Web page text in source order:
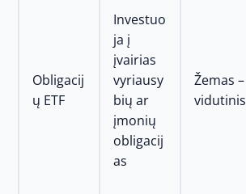
Obligacij
ų ETF
Investuo
ja į
įvairias
vyriausy
bių ar
įmonių
obligacij
as
Žemas –
vidutinis